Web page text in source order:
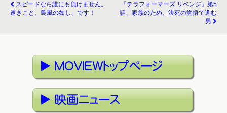
スピードなら誰にも負けません。
速きこと、島風の如し、です！
『テラフォーマーズ リベンジ』第5
話、家族のため、決死の覚悟で進む
男